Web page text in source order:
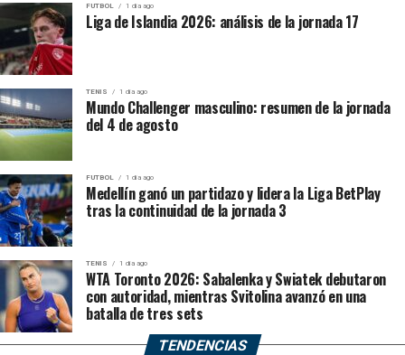
El delantero fue expulsado a los 45 minutos y Once
Caldas debió disputar toda la segunda mitad con diez
jugadores.
La expulsión alteró el planteamiento del equipo local.
Once Caldas tuvo que replegarse, reducir espacios y
tratar de sostener el empate, mientras América
adelantó sus líneas y asumió el control territorial.
Joan Parra sostuvo el empate
El arquero de Once Caldas respondió ante un cabezazo
de Tomás Ángel al comenzar la segunda mitad. América
aprovechó la superioridad numérica, pero tuvo
dificultades para transformar el dominio en ocasiones
claras.
FUTBOL 1 día ago
Liga de Islandia 2026: análisis de la jornada 17
TENIS 1 día ago
Mundo Challenger masculino: resumen de la jornada
del 4 de agosto
FUTBOL 1 día ago
Medellín ganó un partidazo y lidera la Liga BetPlay
tras la continuidad de la jornada 3
TENIS 1 día ago
WTA Toronto 2026: Sabalenka y Swiatek debutaron
con autoridad, mientras Svitolina avanzó en una
batalla de tres sets
TENDENCIAS